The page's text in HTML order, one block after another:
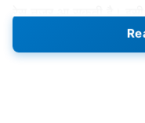
रेस नजर आ सकती है।
ऑक्शन में शामिल होने वाले
सकती है 10 करोड़ से